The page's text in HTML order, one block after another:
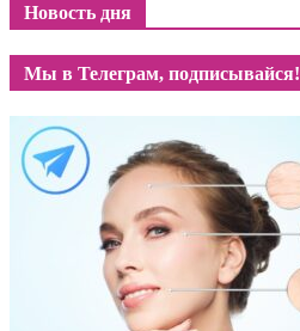
Новость дня
Мы в Телеграм, подписывайся!